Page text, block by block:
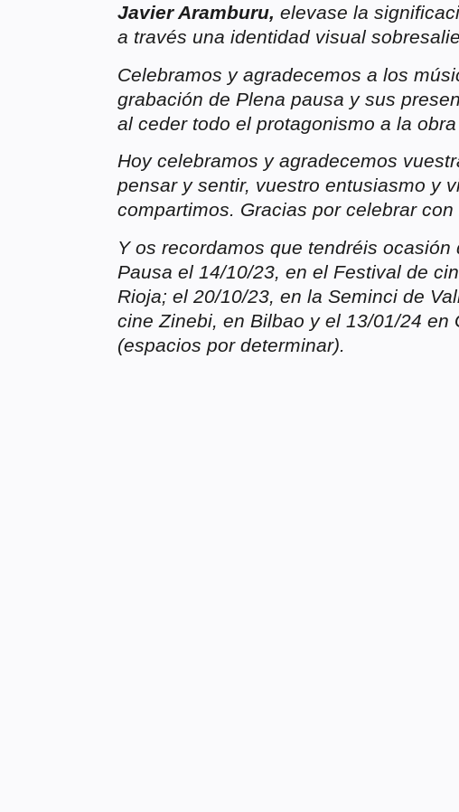
Javier Aramburu, elevase la
a través una identidad visual
Celebramos y agradecemos a los
grabación de Plena pausa y sus
al ceder todo el protagonismo a la
Hoy celebramos y agradecemos
pensar y sentir, vuestro entusiasmo y
compartimos. Gracias por celebrar con
Y os recordamos que tendréis
Pausa el 14/10/23, en el Festival de
Rioja; el 20/10/23, en la Seminci de
cine Zinebi, en Bilbao y el 13/01/24 en
(espacios por determinar).